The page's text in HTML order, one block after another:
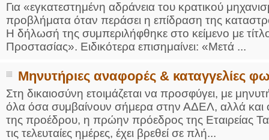
Για «εγκατεστημένη αδράνεια του κρατικού
προβλήματα όταν περάσει η επίδραση της
Η δήλωσή της συμπεριλήφθηκε στο κείμενο με
Προστασίας». Ειδικότερα επισημαίνει: «Μετά ...
Μηνυτήριες αναφορές & καταγγελίες
Στη δικαιοσύνη ετοιμάζεται να προσφύγει, με
όλα όσα συμβαίνουν σήμερα στην ΑΔΕΛ, αλλά και
της προέδρου, η πρώην πρόεδρος της Εταιρείας
τις τελευταίες ημέρες, έχει βρεθεί σε πλή...